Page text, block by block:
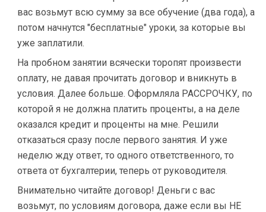
вас возьмут всю сумму за все обучение (два года), а
потом начнутся "бесплатные" уроки, за которые вы
уже заплатили.
На пробном занятии всячески торопят произвести
оплату, не давая прочитать договор и вникнуть в
условия. Далее больше. Оформляла РАССРОЧКУ, по
которой я не должна платить проценты, а на деле
оказался кредит и проценты на мне. Решили
отказаться сразу после первого занятия. И уже
неделю жду ответ, то одного ответственного, то
ответа от бухгалтерии, теперь от руководителя.
Внимательно читайте договор! Деньги с вас
возьмут, по условиям договора, даже если вы НЕ